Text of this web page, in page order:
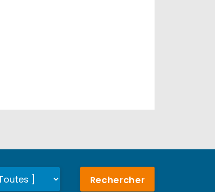
Rechercher